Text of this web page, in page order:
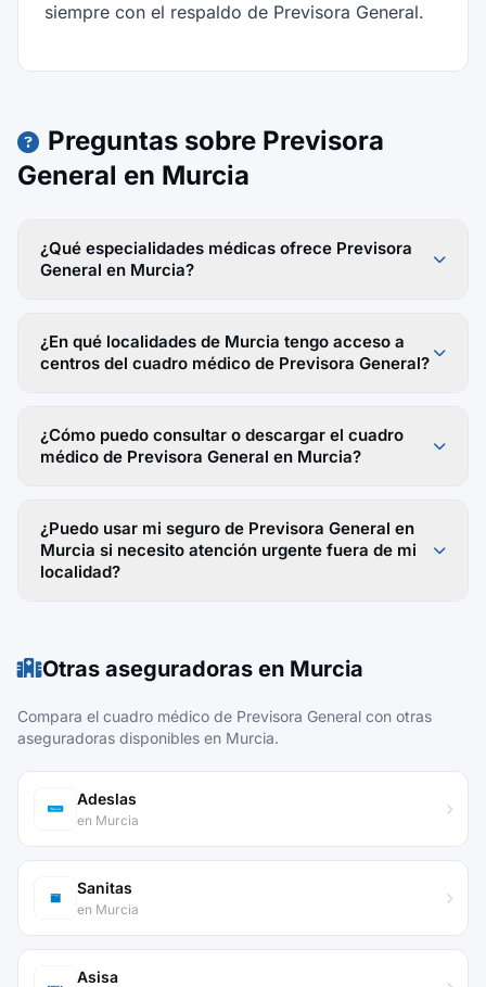
siempre con el respaldo de Previsora General.
Preguntas sobre Previsora
General en Murcia
¿Qué especialidades médicas ofrece Previsora
General en Murcia?
¿En qué localidades de Murcia tengo acceso a
centros del cuadro médico de Previsora General?
¿Cómo puedo consultar o descargar el cuadro
médico de Previsora General en Murcia?
¿Puedo usar mi seguro de Previsora General en
Murcia si necesito atención urgente fuera de mi
localidad?
Otras aseguradoras en Murcia
Compara el cuadro médico de Previsora General con otras
aseguradoras disponibles en Murcia.
Adeslas
en Murcia
Sanitas
en Murcia
Asisa